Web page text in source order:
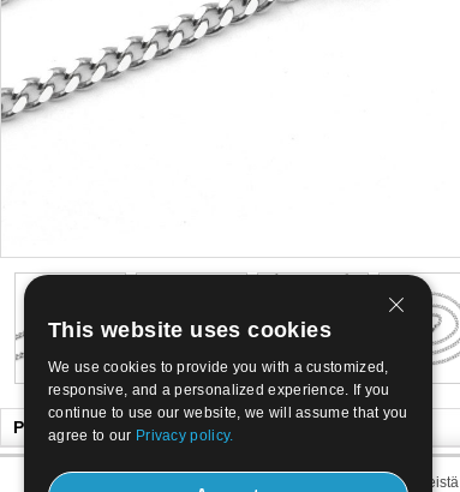
Pidät ehkä myös
Aikavälin meistä
This website uses cookies
We use cookies to provide you with a customized,
responsive, and a personalized experience. If you
continue to use our website, we will assume that you
agree to our Privacy policy.